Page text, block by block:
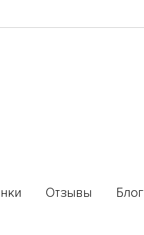
Отзывы Блог